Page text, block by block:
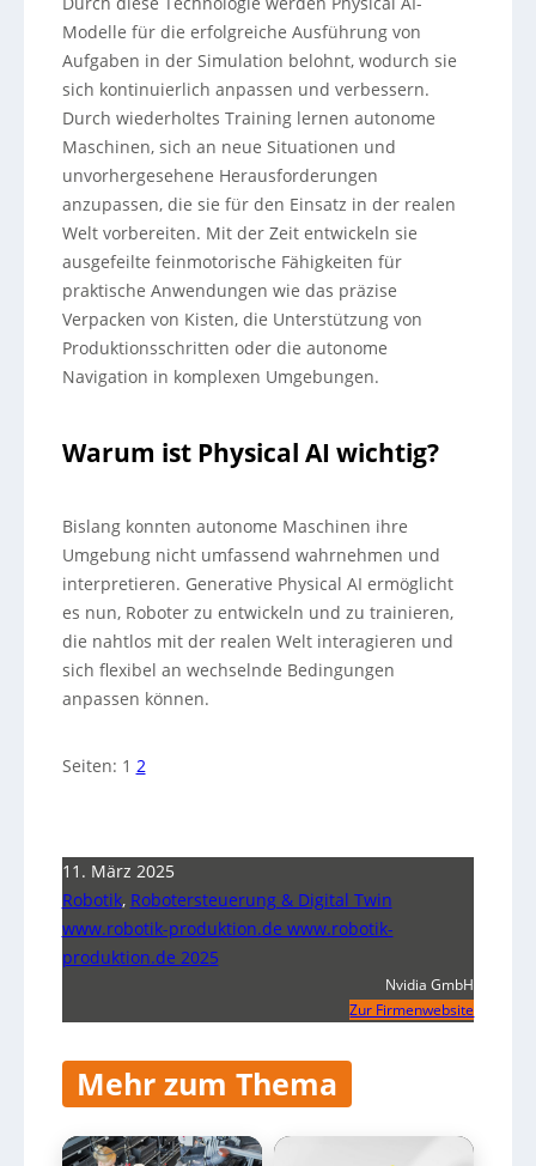
Modelle für die erfolgreiche Ausführung von
Aufgaben in der Simulation belohnt, wodurch sie
sich kontinuierlich anpassen und verbessern.
Durch wiederholtes Training lernen autonome
Maschinen, sich an neue Situationen und
unvorhergesehene Herausforderungen
anzupassen, die sie für den Einsatz in der realen
Welt vorbereiten. Mit der Zeit entwickeln sie
ausgefeilte feinmotorische Fähigkeiten für
praktische Anwendungen wie das präzise
Verpacken von Kisten, die Unterstützung von
Produktionsschritten oder die autonome
Navigation in komplexen Umgebungen.
Warum ist Physical AI wichtig?
Bislang konnten autonome Maschinen ihre
Umgebung nicht umfassend wahrnehmen und
interpretieren. Generative Physical AI ermöglicht
es nun, Roboter zu entwickeln und zu trainieren,
die nahtlos mit der realen Welt interagieren und
sich flexibel an wechselnde Bedingungen
anpassen können.
Seiten: 1 2
11. März 2025
Robotik, Robotersteuerung & Digital Twin
www.robotik-produktion.de www.robotik-
produktion.de 2025
Nvidia GmbH
Zur Firmenwebsite
Mehr zum Thema